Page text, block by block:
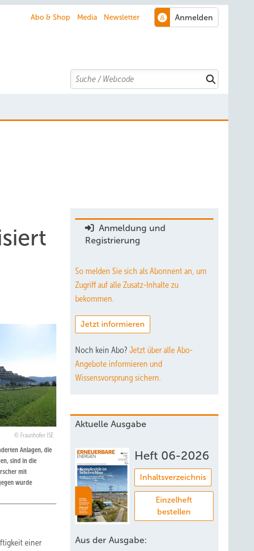
Abo & Shop Media Newsletter
Search
Fraunhofer ISE
Anlagen, die
sind in die
mit
wurde
einer
Anmeldung und
Registrierung
So melden Sie sich als Abonnent an, um
Zugriff auf alle Zusatz-Inhalte zu
bekommen.
Jetzt informieren
Noch kein Abo? Jetzt über alle Abo-
Angebote informieren und
Wissensvorsprung sichern.
Aktuelle Ausgabe
Heft 06-2026
Inhaltsverzeichnis
Einzelheft
bestellen
Aus der Ausgabe: